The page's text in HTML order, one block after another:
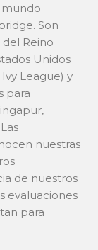
mundo
Son
Reino
Unidos
League) y
para
nuestras
de nuestros
evaluaciones
para